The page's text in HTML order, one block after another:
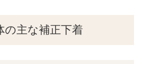
の主な補正下着